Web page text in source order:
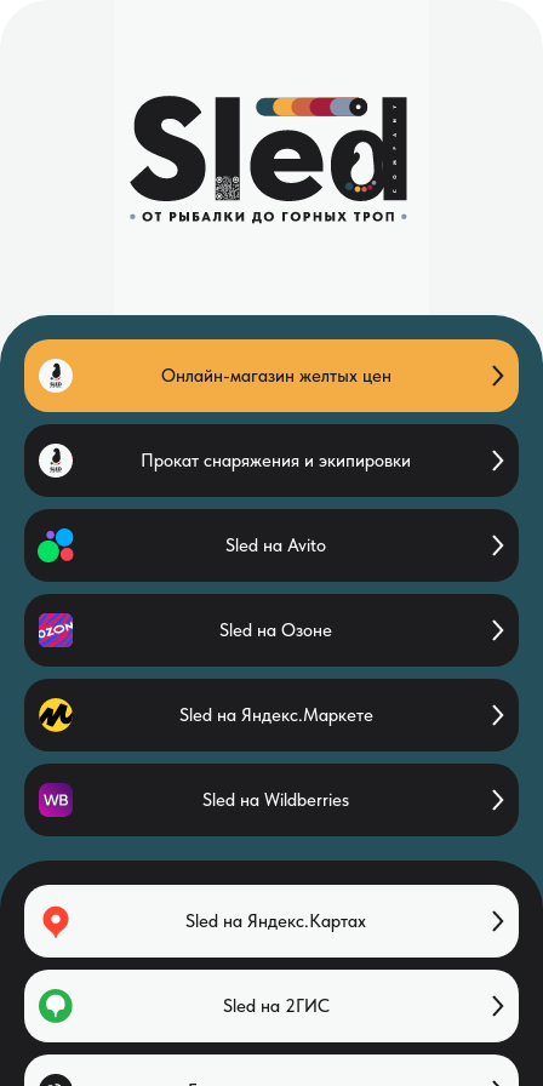
Онлайн-магазин желтых цен
Прокат снаряжения и экипировки
Sled на Avito
Sled на Озоне
Sled на Яндекс.Маркете
Sled на Wildberries
Sled на Яндекс.Картах
Sled на 2ГИС